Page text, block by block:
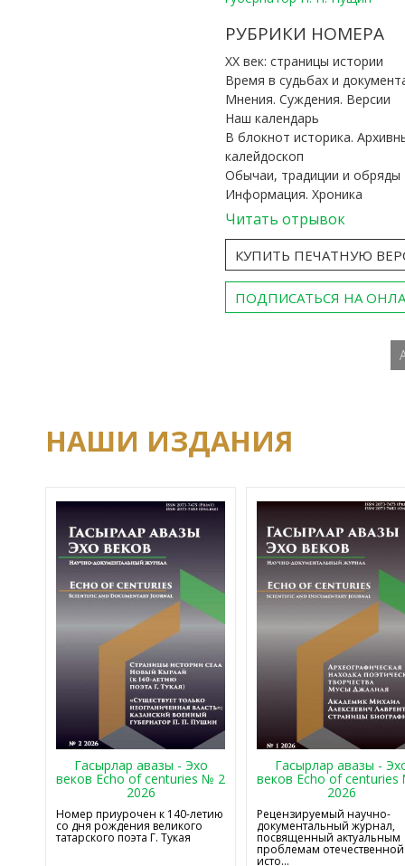
РУБРИКИ НОМЕРА
ХХ век: страницы истории
Время в судьбах и
Мнения. Суждения. Версии
Наш календарь
В блокнот историка.
калейдоскоп
Обычаи, традиции и обряды
Информация. Хроника
Читать отрывок
КУПИТЬ ПЕЧАТНУЮ
ПОДПИСАТЬСЯ НА
НАШИ ИЗДАНИЯ
Гасырлар авазы - Эхо
веков Echo of centuries № 2
2026
Номер приурочен к 140-летию
со дня рождения великого
татарского поэта Г. Тукая
Гасырлар авазы -
веков Echo of
2026
Рецензируемый научно-
документальный журнал,
посвященный актуальным
проблемам отечественной
исто...